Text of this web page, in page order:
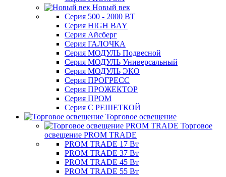
Новый век
Серия 500 - 2000 ВТ
Серия HIGH BAY
Серия Айсберг
Серия ГАЛОЧКА
Серия МОДУЛЬ Подвесной
Серия МОДУЛЬ Универсальный
Серия МОДУЛЬ ЭКО
Серия ПРОГРЕСС
Серия ПРОЖЕКТОР
Серия ПРОМ
Серия С РЕШЕТКОЙ
Торговое освещение
Торговое
освещение PROM TRADE
PROM TRADE 17 Вт
PROM TRADE 37 Вт
PROM TRADE 45 Вт
PROM TRADE 55 Вт